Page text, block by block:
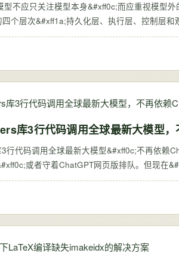
型不应只关注模型本身&#xff0c;而应重视模型
个层次&#xff1a;持久化层、执行层、控制层
库3行代码调用全球最新大模型
球最新大模型&#xff0c;不再依赖ChatGPT网页版 过去&#xff0c;想体验全球最新的大语
或者守着ChatGPT网页版排队。但现在